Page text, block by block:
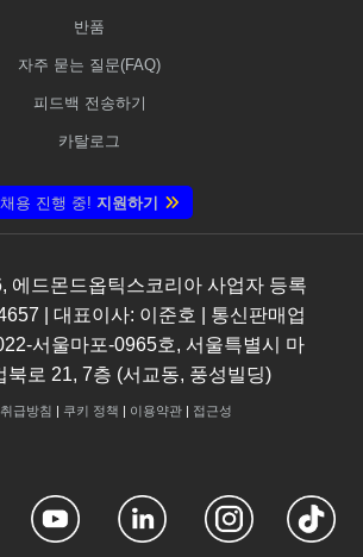
반품
자주 묻는 질문(FAQ)
피드백 전송하기
카탈로그
채용 진행 중! 지원하기
, 에드몬드옵틱스코리아 사업자 등록
| 대표이사: 이준호 | 통신판매업
서울마포-0965호, 서울특별시 마
북로 21, 7층 (서교동, 풍성빌딩)
급방침 | 쿠키 정책 | 이용약관| 접근성